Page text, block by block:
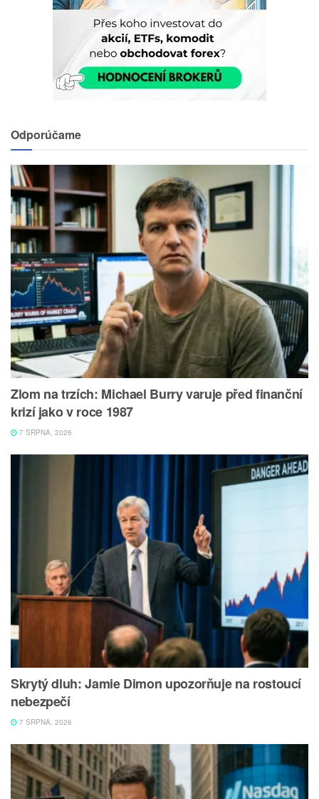
Odporúčame
Zlom na trzích: Michael Burry varuje před finanční
krizí jako v roce 1987
7 SRPNA, 2026
Skrytý dluh: Jamie Dimon upozorňuje na rostoucí
nebezpečí
7 SRPNA, 2026